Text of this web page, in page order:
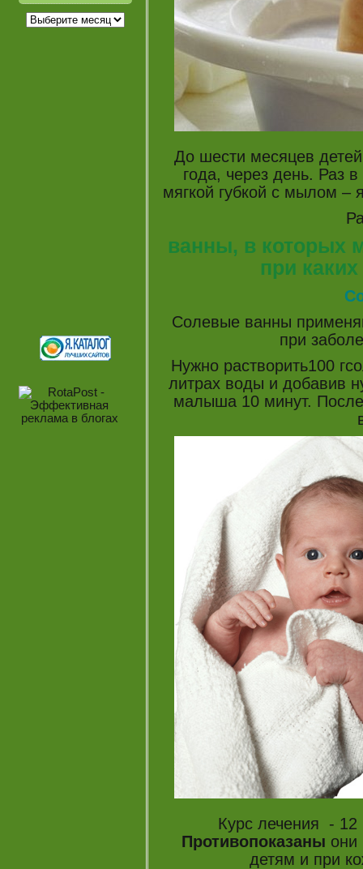
До шести месяцев
года, через день. Раз
мягкой губкой с мылом
ванны, в которых
при
Солевые ванны
при
Нужно растворить100
литрах воды и добавив
малыша 10 минут.
Курс лечения - 12
Противопоказаны
детям и при